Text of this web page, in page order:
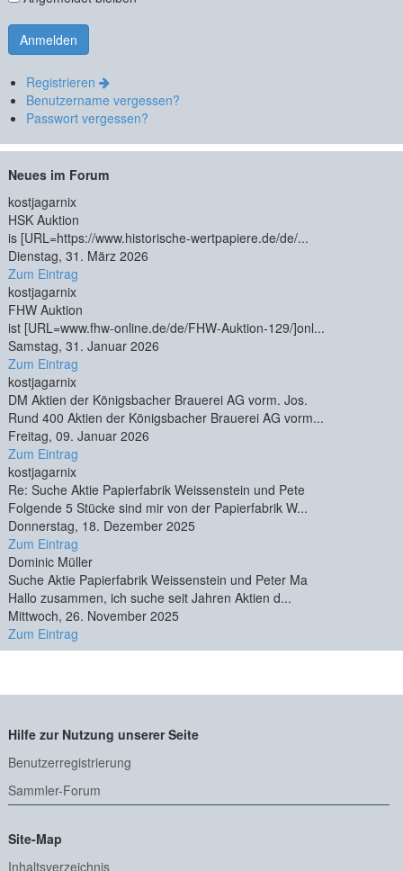
Registrieren
Benutzername vergessen?
Passwort vergessen?
Neues im Forum
kostjagarnix
HSK Auktion
is [URL=https://www.historische-wertpapiere.de/de/...
Dienstag, 31. März 2026
Zum Eintrag
kostjagarnix
FHW Auktion
ist [URL=www.fhw-online.de/de/FHW-Auktion-129/]onl...
Samstag, 31. Januar 2026
Zum Eintrag
kostjagarnix
DM Aktien der Königsbacher Brauerei AG vorm. Jos.
Rund 400 Aktien der Königsbacher Brauerei AG vorm...
Freitag, 09. Januar 2026
Zum Eintrag
kostjagarnix
Re: Suche Aktie Papierfabrik Weissenstein und Pete
Folgende 5 Stücke sind mir von der Papierfabrik W...
Donnerstag, 18. Dezember 2025
Zum Eintrag
Dominic Müller
Suche Aktie Papierfabrik Weissenstein und Peter Ma
Hallo zusammen, ich suche seit Jahren Aktien d...
Mittwoch, 26. November 2025
Zum Eintrag
Hilfe zur Nutzung unserer Seite
Benutzerregistrierung
Sammler-Forum
Site-Map
Inhaltsverzeichnis